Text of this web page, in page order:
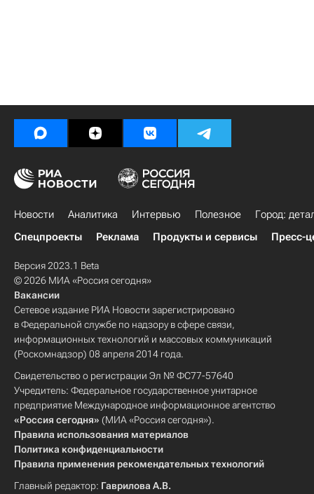
Новости Аналитика Интервью Полезное
Город:
Спецпроекты
Реклама Продукты и сервисы Пресс-
Версия 2023.1 Beta
© 2026 МИА «Россия сегодня»
Вакансии
Сетевое издание РИА Новости зарегистрировано
в Федеральной службе по надзору в сфере связи,
информационных технологий и массовых коммуникаций
(Роскомнадзор) 08 апреля 2014 года.
Свидетельство о регистрации Эл № ФС77-57640
Учредитель: Федеральное государственное унитарное
предприятие Международное информационное агентство
«Россия сегодня» (МИА «Россия сегодня»).
Правила использования материалов
Политика конфиденциальности
Правила применения рекомендательных технологий
Главный редактор: Гаврилова А.В.